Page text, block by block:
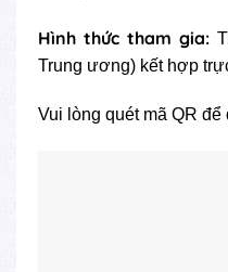
Hình thức tham gia:
Trung ương) kết hợp
Vui lòng quét mã QR để